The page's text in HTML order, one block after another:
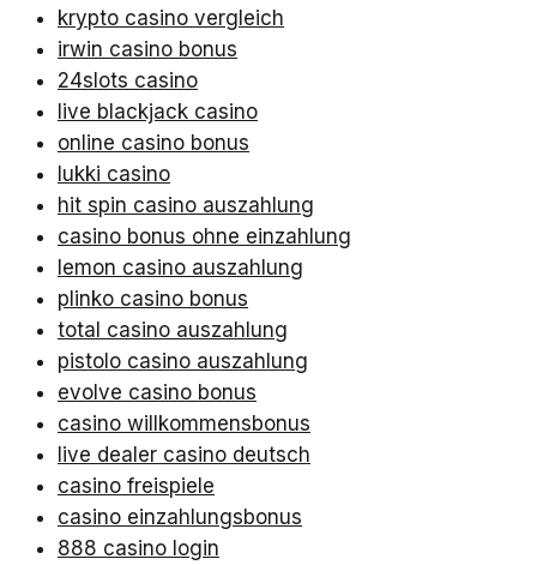
krypto casino vergleich
irwin casino bonus
24slots casino
live blackjack casino
online casino bonus
lukki casino
hit spin casino auszahlung
casino bonus ohne einzahlung
lemon casino auszahlung
plinko casino bonus
total casino auszahlung
pistolo casino auszahlung
evolve casino bonus
casino willkommensbonus
live dealer casino deutsch
casino freispiele
casino einzahlungsbonus
888 casino login